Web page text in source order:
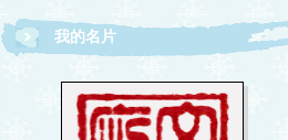
我的名片